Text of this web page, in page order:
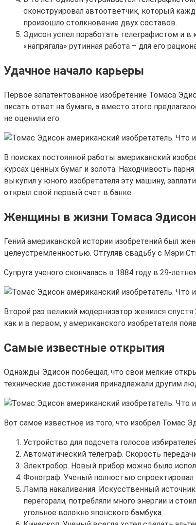
сконструировал автоответчик, который
произошло столкновение двух составов.
Эдисон успел поработать телеграфистом и в
«напрягала» рутинная работа – для его
Удачное начало карьеры
Первое запатентованное изобретение Томаса
писать ответ на бумаге, а вместо этого
не оценили его.
В поисках постоянной работы американский
курсах ценных бумаг и золота. Находчивость
выкупил у юного изобретателя эту машину,
открыл свой первый счет в банке.
Женщины в жизни Томаса
Гений американской истории изобретений был
целеустремленностью. Отгуляв свадьбу с Мэри
Супруга ученого скончалась в 1884 году в 29-
Второй раз великий модернизатор женился
как и в первом, у американского изобретателя
Самые известные открытия
Однажды Эдисон пообещал, что свои мелкие
технические достижения принадлежали другим
Вот самое известное из того, что изобрел Томас
Устройство для подсчета голосов
Автоматический телеграф. Скорость
Электробор. Новый прибор можно было
Фонограф. Ученый полностью спроектировал
Лампа накаливания. Искусственный
перегорали, потребляли много энергии и
угольное волокно японского бамбука.